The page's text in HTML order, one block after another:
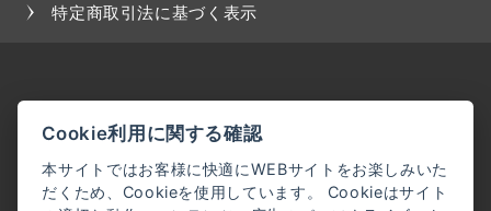
特定商取引法に基づく表示
Cookie利用に関する確認
本サイトではお客様に快適にWEBサイトをお楽しみいた
だくため、Cookieを使用しています。 Cookieはサイト